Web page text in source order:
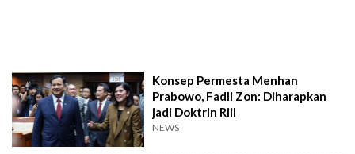
Konsep Permesta Menhan
Prabowo, Fadli Zon: Diharapkan
jadi Doktrin Riil
NEWS